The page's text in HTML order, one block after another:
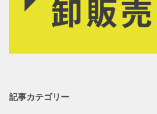
記事カテゴリー